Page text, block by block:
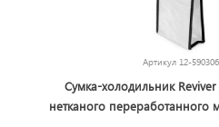
Артикул 12-590306
Сумка-холодильник
нетканого переработанного